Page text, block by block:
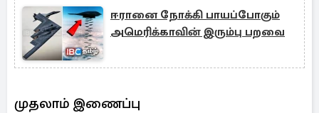
ஈரானை நோக்கி பாயப்போகும்
அமெரிக்காவின் இரும்பு பறவை
முதலாம் இணைப்பு